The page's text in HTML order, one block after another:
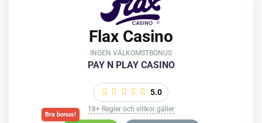
Flax Casino
INGEN VÄLKOMSTBONUS
PAY N PLAY CASINO
5.0
18+ Regler och villkor gäller